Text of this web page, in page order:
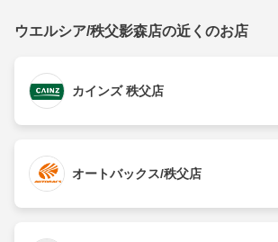
ウエルシア/秩父影森店の近くのお店
カインズ 秩父店
オートバックス/秩父店